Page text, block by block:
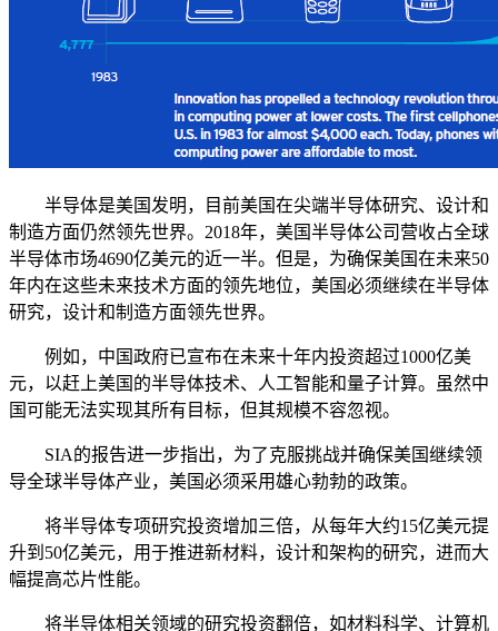
半导体是美国发明，目前美国在尖端半导体研究、设计和
制造方面仍然领先世界。2018年，美国半导体公司营收占全球
半导体市场4690亿美元的近一半。但是，为确保美国在未来50
年内在这些未来技术方面的领先地位，美国必须继续在半导体
研究，设计和制造方面领先世界。
例如，中国政府已宣布在未来十年内投资超过1000亿美
元，以赶上美国的半导体技术、人工智能和量子计算。虽然中
国可能无法实现其所有目标，但其规模不容忽视。
SIA的报告进一步指出，为了克服挑战并确保美国继续领
导全球半导体产业，美国必须采用雄心勃勃的政策。
将半导体专项研究投资增加三倍，从每年大约15亿美元提
升到50亿美元，用于推进新材料，设计和架构的研究，进而大
幅提高芯片性能。
将半导体相关领域的研究投资翻倍，如材料科学、计算机